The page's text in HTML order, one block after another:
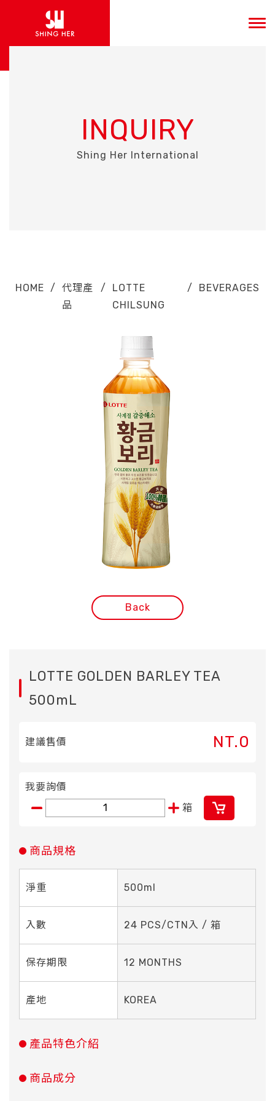
INQUIRY
Shing Her International
HOME /
代理產
品
/
LOTTE
CHILSUNG
/ BEVERAGES
Back
LOTTE GOLDEN BARLEY TEA
500mL
建議售價 NT.0
我要詢價
箱
商品規格
淨重 500ml
入數 24 PCS/CTN入 / 箱
保存期限 12 MONTHS
產地 KOREA
產品特色介紹
商品成分